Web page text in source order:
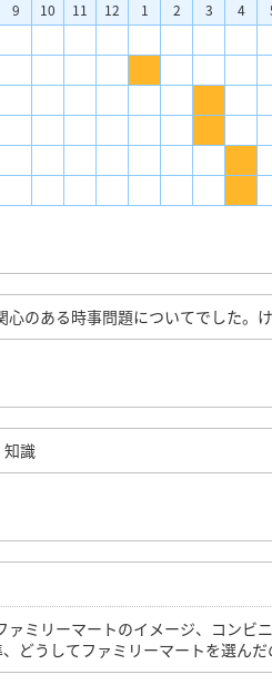
9 10 11 12 1 2 3 4
心のある時事問題についてでした。
知識
ァミリーマートのイメージ、コンビ
どうしてファミリーマートを選ん